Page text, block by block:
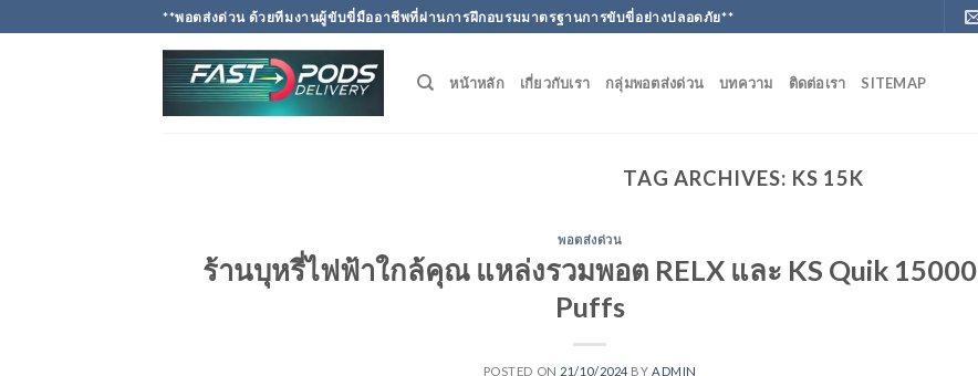
to
**พอตส่งด่วน ด้วยทีมงานผู้ขับขี่มืออาชีพที่ผ่านการฝึกอบรมมาตรฐานการขับขี่อย่างปลอดภัย**
หน้าหลัก เกี่ยวกับเรา กลุ่มพอตส่งด่วน บทความ ติดต่อเรา SITEMAP
TAG ARCHIVES: KS 15K
พอตส่งด่วน
ร้านบุหรี่ไฟฟ้าใกล้คุณ แหล่งรวมพอต RELX และ KS Quik 15000
Puffs
POSTED ON 21/10/2024 BYADMIN